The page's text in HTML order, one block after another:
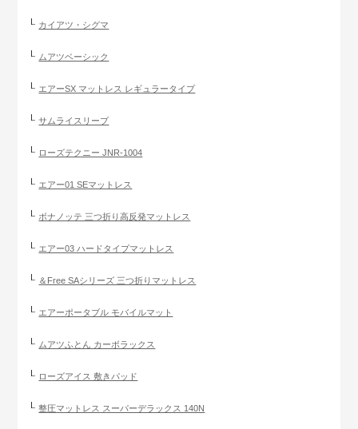
カイアツ・シグマ
ムアツベーシック
エアーSX マットレス レギュラータイプ
サムライスリープ
ローズテクニー JNR-1004
エアー01 SEマットレス
ボナノッテ 三つ折り高反発マットレス
エアー03 ハードタイプマットレス
＆Free SAシリーズ 三つ折りマットレス
エアーポータブル モバイルマット
ムアツふとん カーボラックス
ローズアイス 敷きパッド
整圧マットレス スーパーデラックス 140N